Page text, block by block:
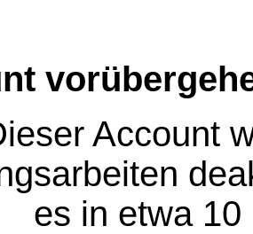
Account
es in etwa